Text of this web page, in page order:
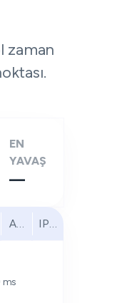
zaman
EN
YAVAŞ
—
Asya Pasifik
IPv6
ms